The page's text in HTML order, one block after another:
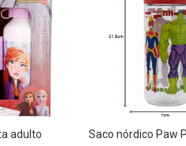
adulto
Saco nórdico Paw